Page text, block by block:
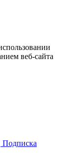
веб-сайта
Подписка